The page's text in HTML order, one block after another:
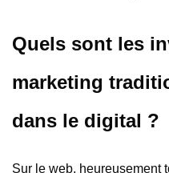
Quels sont les
marketing
dans le digital ?
Sur le web, heureusement